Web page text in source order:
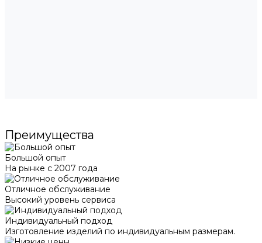
Преимущества
Большой опыт
На рынке с 2007 года
Отличное обслуживание
Высокий уровень сервиса
Индивидуальный подход
Изготовление изделий по индивидуальным размерам.